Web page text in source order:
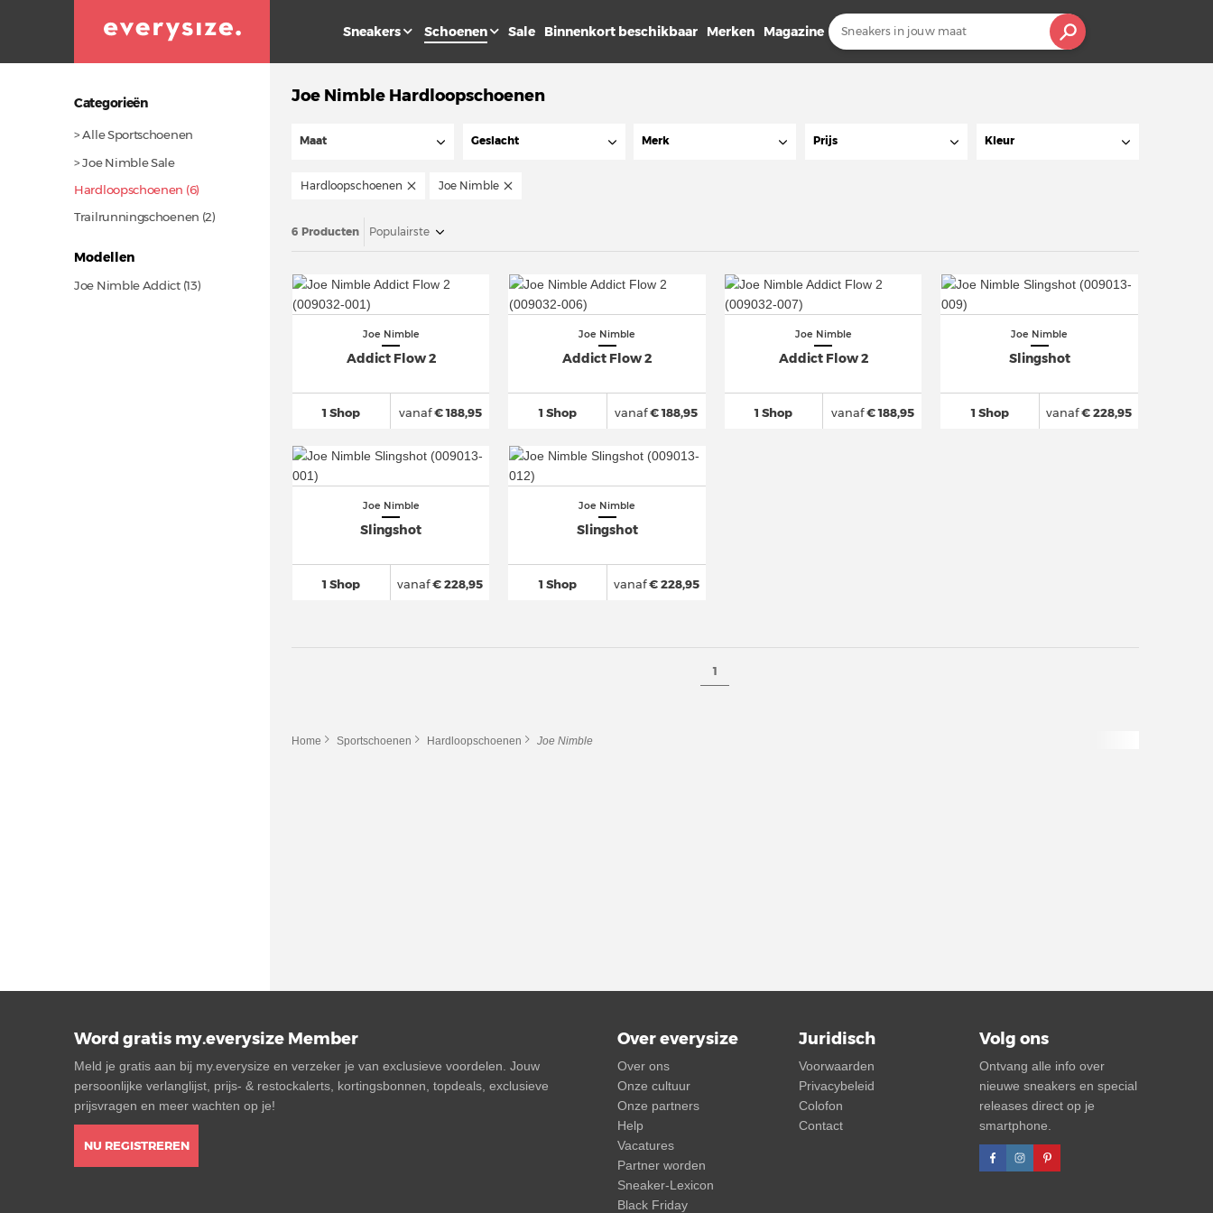
Sneakers Schoenen Sale Binnenkort beschikbaar Merken Magazine
Categorieën
> Alle Sportschoenen
> Joe Nimble Sale
Hardloopschoenen (6)
Trailrunningschoenen (2)
Modellen
Joe Nimble Addict(13)
Joe Nimble Hardloopschoenen
Maat Geslacht Merk Prijs Kleur
Hardloopschoenen Joe Nimble
6 Producten Populairste
Joe Nimble
Addict Flow 2
1 Shop vanaf€ 188,95
Joe Nimble
Addict Flow 2
1 Shop vanaf€ 188,95
Joe Nimble
Addict Flow 2
1 Shop vanaf€ 188,95
Joe Nimble
Slingshot
1 Shop vanaf€ 228,95
Joe Nimble
Slingshot
1 Shop vanaf€ 228,95
Joe Nimble
Slingshot
1 Shop vanaf€ 228,95
1
Home Sportschoenen Hardloopschoenen Joe Nimble
Word gratis my.everysize Member
Meld je gratis aan bij my.everysize en verzeker je van exclusieve voordelen. Jouw
persoonlijke verlanglijst, prijs- & restockalerts, kortingsbonnen, topdeals, exclusieve
prijsvragen en meer wachten op je!
NU REGISTREREN
Over everysize
Over ons
Onze cultuur
Onze partners
Help
Vacatures
Partner worden
Sneaker-Lexicon
Black Friday
Juridisch
Voorwaarden
Privacybeleid
Colofon
Contact
Volg ons
Ontvang alle info over
nieuwe sneakers en special
releases direct op je
smartphone.